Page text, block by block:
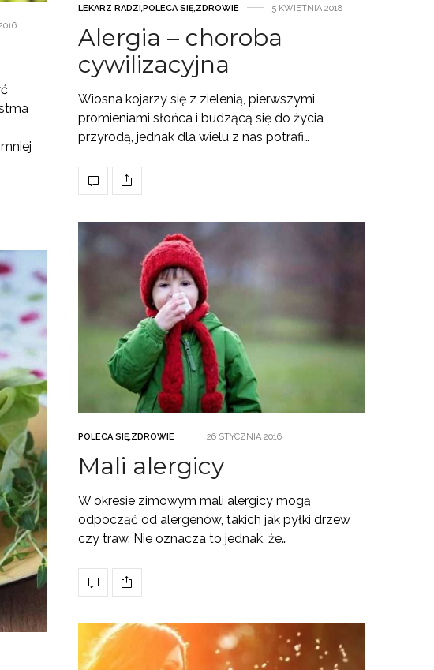
LEKARZ RADZI,POLECA SIĘ,ZDROWIE 5 KWIETNIA 2018
Alergia – choroba
cywilizacyjna
Wiosna kojarzy się z zielenią, pierwszymi
promieniami słońca i budzącą się do życia
przyrodą, jednak dla wielu z nas potrafi…
POLECA SIĘ,ZDROWIE 26 STYCZNIA 2016
Mali alergicy
W okresie zimowym mali alergicy mogą
odpocząć od alergenów, takich jak pyłki drzew
czy traw. Nie oznacza to jednak, że…